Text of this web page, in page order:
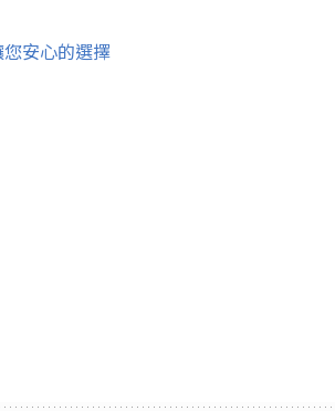
安心的選擇